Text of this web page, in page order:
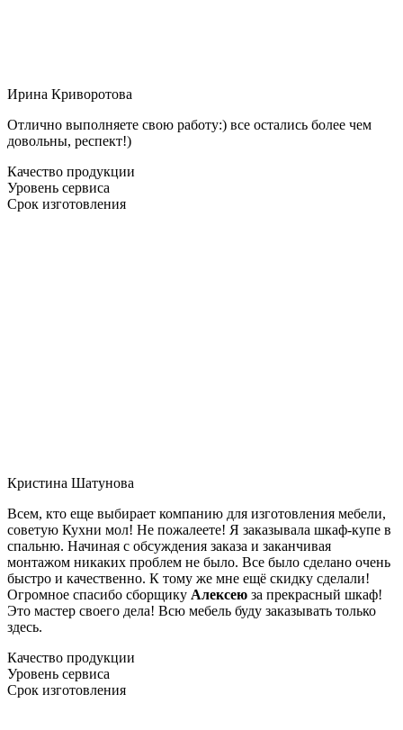
Ирина Криворотова
Отлично выполняете свою работу:) все остались более чем
довольны, респект!)
Качество продукции
Уровень сервиса
Срок изготовления
Кристина Шатунова
Всем, кто еще выбирает компанию для изготовления мебели,
советую Кухни мол! Не пожалеете! Я заказывала шкаф-купе в
спальню. Начиная с обсуждения заказа и заканчивая
монтажом никаких проблем не было. Все было сделано очень
быстро и качественно. К тому же мне ещё скидку сделали!
Огромное спасибо сборщику Алексею за прекрасный шкаф!
Это мастер своего дела! Всю мебель буду заказывать только
здесь.
Качество продукции
Уровень сервиса
Срок изготовления